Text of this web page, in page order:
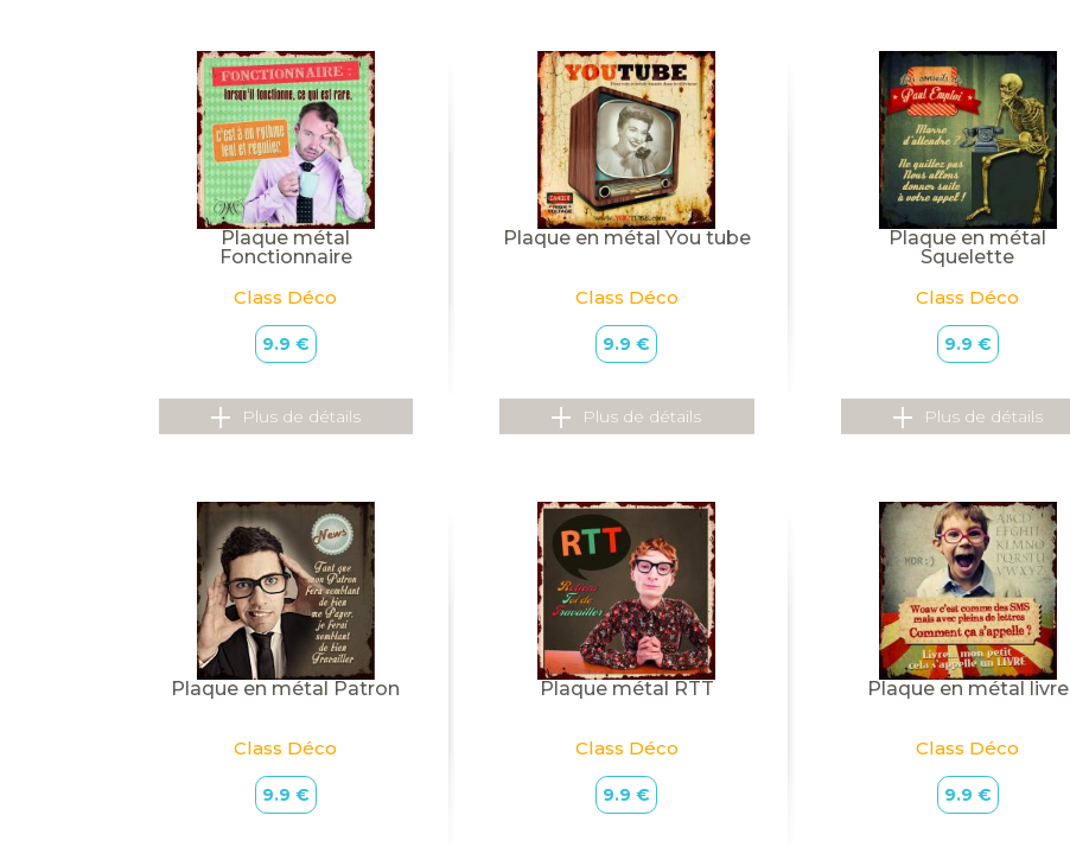
Plaque métal
Fonctionnaire
Class Déco
9.9 €
Plus de détails
Plaque en métal You tube
Class Déco
9.9 €
Plus de détails
Plaque en métal
Squelette
Class Déco
9.9 €
Plus de détails
Plaque en métal Patron
Class Déco
9.9 €
Plaque métal RTT
Class Déco
9.9 €
Plaque en métal livre
Class Déco
9.9 €